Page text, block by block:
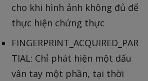
cho khi hình ảnh không đủ để
thực hiện chứng thực
FINGERPRINT_ACQUIRED_PAR
TIAL: Chỉ phát hiện một dấu
vân tay một phần, tại thời